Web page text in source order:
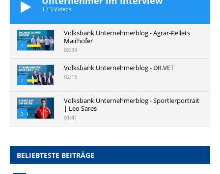
1 / 3 Videos
1
Volksbank Unternehmerblog - Agrar-Pellets
Mairhofer
02:39
2
Volksbank Unternehmerblog - DR.VET
02:15
3
Volksbank Unternehmerblog - Sportlerportrait
| Leo Sares
01:41
BELIEBTESTE BEITRÄGE